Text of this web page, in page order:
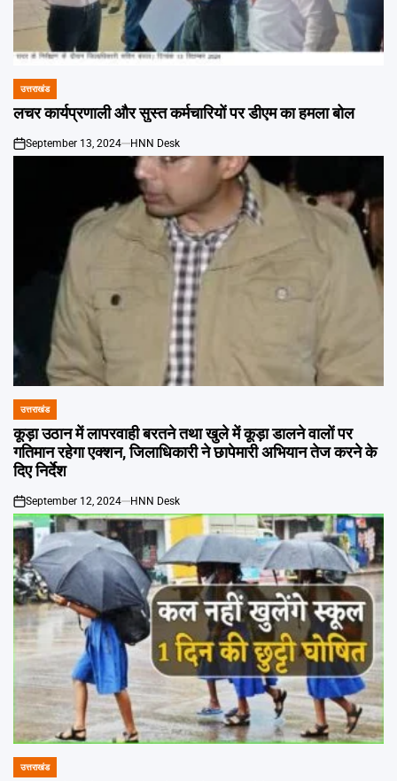
POSTED
IN
उत्तराखंड
लचर कार्यप्रणाली और सुस्त कर्मचारियों पर डीएम का हमला बोल
on
September 13, 2024 HNN Desk
POSTED
IN
उत्तराखंड
कूड़ा उठान में लापरवाही बरतने तथा खुले में कूड़ा डालने वालों पर
गतिमान रहेगा एक्शन, जिलाधिकारी ने छापेमारी अभियान तेज करने के
दिए निर्देश
on
September 12, 2024 HNN Desk
POSTED
उत्तराखंड